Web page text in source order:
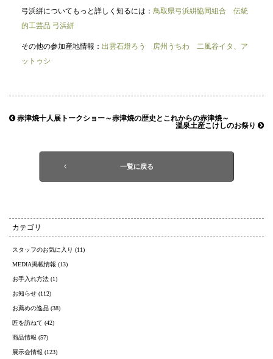
弓浜絣についてもっと詳しく知るには： 鳥取県弓浜絣協同組合
伝統
的工芸品 弓浜絣
その他の参加産地情報： 出雲石燈ろう 房州うちわ
二風谷イタ、ア
ットゥシ
赤津焼十人展トークショー～赤津焼の歴史とこれからの赤津焼～
温泉土産こけしのお祭り
一覧に戻る
カテゴリ
スタッフのお気に入り (11)
MEDIA掲載情報 (13)
お手入れ方法 (1)
お知らせ (112)
お薦めの逸品 (38)
匠を訪ねて (42)
商品情報 (57)
展示会情報 (123)